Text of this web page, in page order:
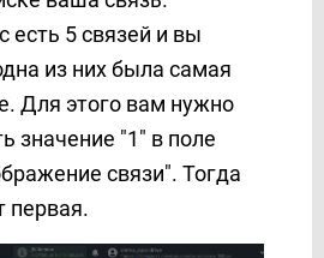
есть 5 связей и вы
из них была самая
Для этого вам нужно
значение "1" в поле
связи". Тогда
первая.